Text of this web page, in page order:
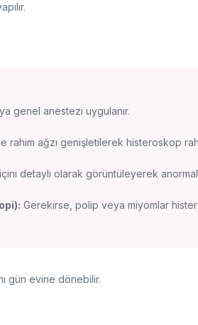
genel anestezi uygulanır.
rahim ağzı genişletilerek histeroskop
detaylı olarak görüntüleyerek
Gerekirse, polip veya miyomlar
gün evine dönebilir.